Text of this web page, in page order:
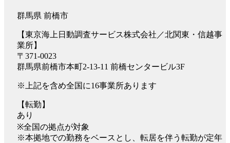
群馬県 前橋市
【東京海上日動調査サービス株式会社／北関東・信越事
業所】
〒371-0023
群馬県前橋市本町2-13-11 前橋センタービル3F
※上記を含め全国に16事業所あります
【転勤】
あり
※全国の拠点が対象
※本拠地での勤務をベースとし、転居を伴う転勤が定年